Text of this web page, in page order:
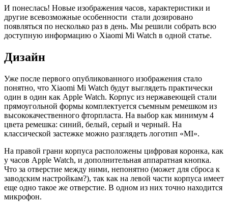
И понеслась! Новые изображения часов, характеристики и
другие всевозможные особенности стали дозировано
появляться по несколько раз в день. Мы решили собрать всю
доступную информацию о Xiaomi Mi Watch в одной статье.
Дизайн
Уже после первого опубликованного изображения стало
понятно, что Xiaomi Mi Watch будут выглядеть практически
один в один как Apple Watch. Корпус из нержавеющей стали
прямоугольной формы комплектуется съемным ремешком из
высококачественного фторпласта. На выбор как минимум 4
цвета ремешка: синий, белый, серый и черный. На
классической застежке можно разглядеть логотип «MI».
На правой грани корпуса расположены цифровая коронка, как
у часов Apple Watch, и дополнительная аппаратная кнопка.
Что за отверстие между ними, непонятно (может для сброса к
заводским настройкам?), так как на левой части корпуса имеет
еще одно такое же отверстие. В одном из них точно находится
микрофон.